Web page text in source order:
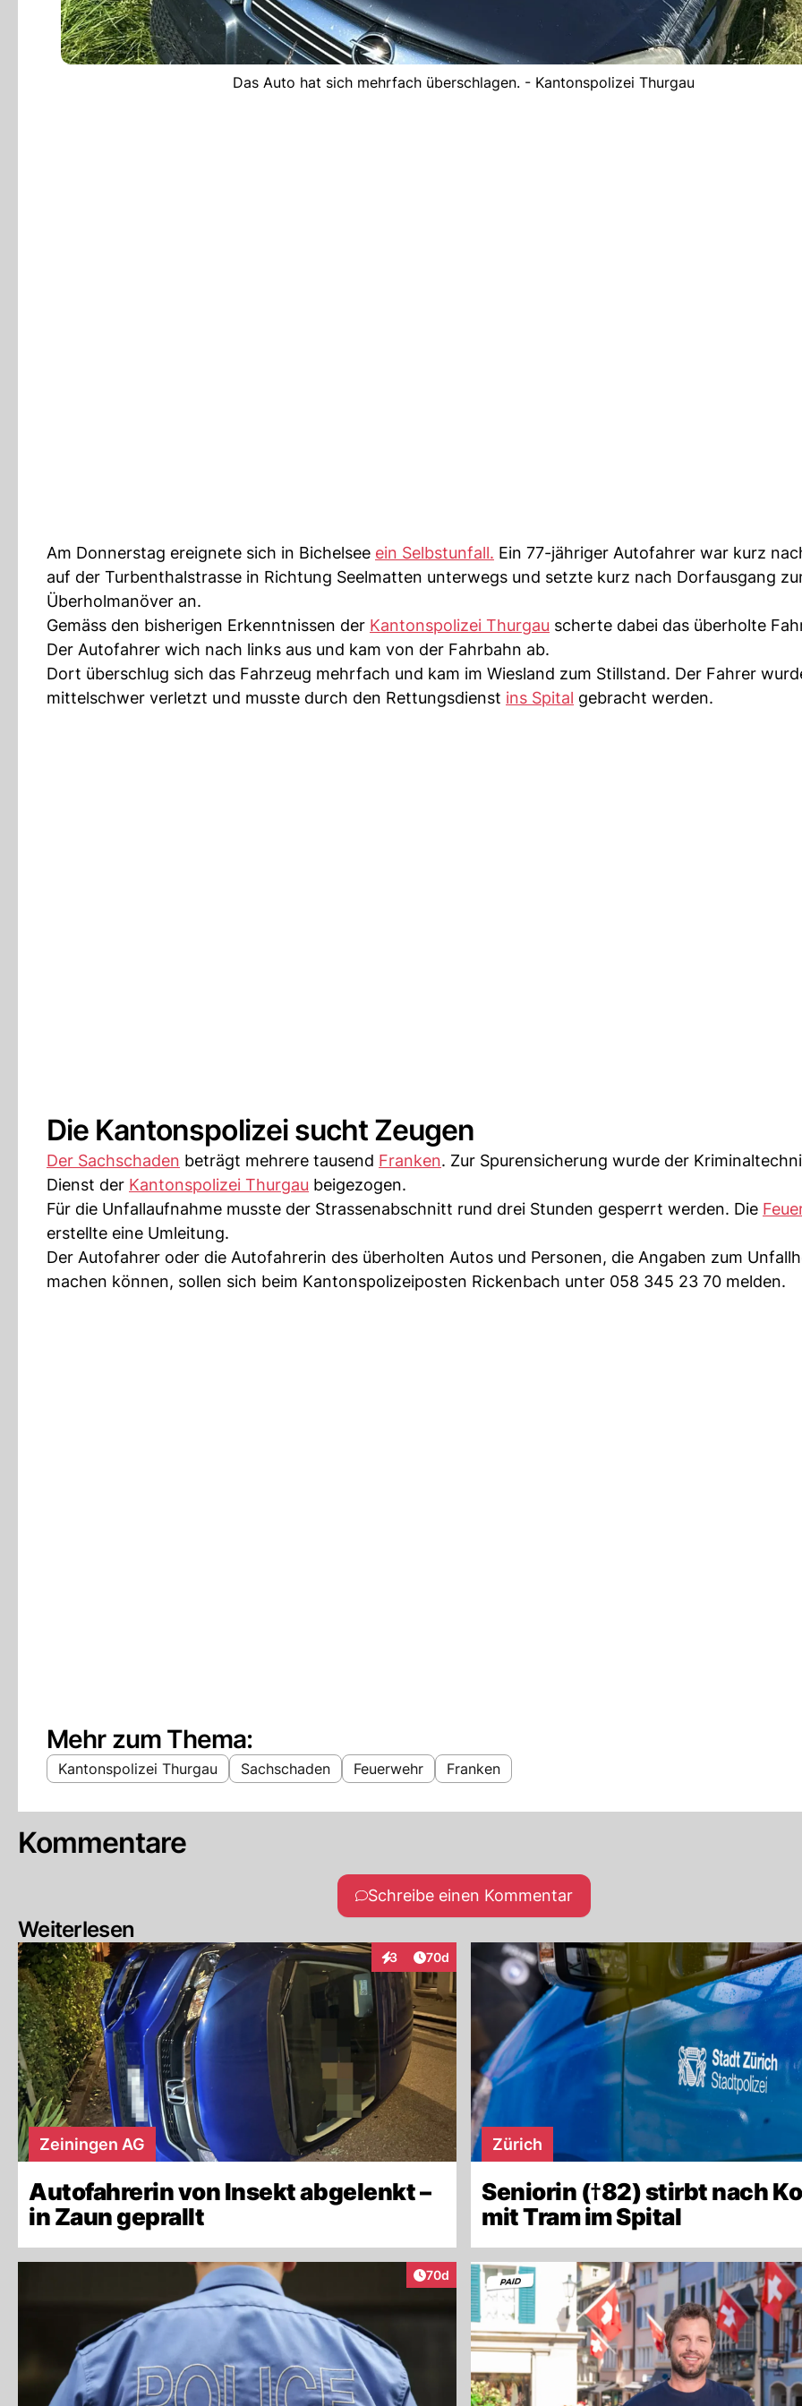
Das Auto hat sich mehrfach überschlagen. - Kantonspolizei Thurgau
Am Donnerstag ereignete sich in Bichelsee ein Selbstunfall. Ein 77-jähriger Autofahrer war kurz
auf der Turbenthalstrasse in Richtung Seelmatten unterwegs und setzte kurz nach Dorfausgang
Überholmanöver an.
Gemäss den bisherigen Erkenntnissen der Kantonspolizei Thurgau scherte dabei das überholte
Der Autofahrer wich nach links aus und kam von der Fahrbahn ab.
Dort überschlug sich das Fahrzeug mehrfach und kam im Wiesland zum Stillstand. Der Fahrer
mittelschwer verletzt und musste durch den Rettungsdienst ins Spital gebracht werden.
Die Kantonspolizei sucht Zeugen
Der Sachschaden beträgt mehrere tausend Franken. Zur Spurensicherung wurde der
Dienst der Kantonspolizei Thurgau beigezogen.
Für die Unfallaufnahme musste der Strassenabschnitt rund drei Stunden gesperrt werden. Die
erstellte eine Umleitung.
Der Autofahrer oder die Autofahrerin des überholten Autos und Personen, die Angaben zum
machen können, sollen sich beim Kantonspolizeiposten Rickenbach unter 058 345 23 70 melden.
Mehr zum Thema:
Kantonspolizei Thurgau Sachschaden Feuerwehr Franken
Kommentare
Schreibe einen Kommentar
Weiterlesen
3
InteraktionenArtikel veröffentlicht:
70d
Zeiningen AG
Autofahrerin von Insekt abgelenkt –
in Zaun geprallt
Zürich
Seniorin (†82) stirbt nach
mit Tram im Spital
Artikel veröffentlicht:
70d